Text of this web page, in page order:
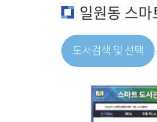
일원동 스
도서검색 및 선택